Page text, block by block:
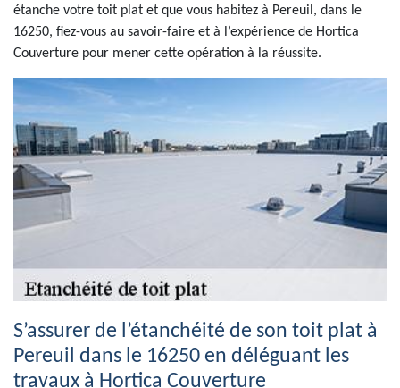
étanche votre toit plat et que vous habitez à Pereuil, dans le
16250, fiez-vous au savoir-faire et à l’expérience de Hortica
Couverture pour mener cette opération à la réussite.
S’assurer de l’étanchéité de son toit plat à
Pereuil dans le 16250 en déléguant les
travaux à Hortica Couverture